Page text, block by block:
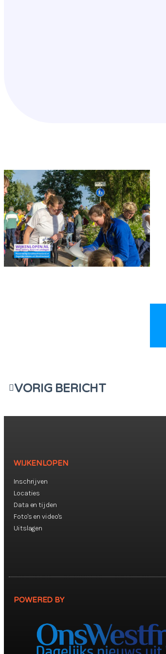
VORIG BERICHT
WIJKENLOPEN
Inschrijven
Locaties
Data en tijden
Foto's en video's
Uitslagen
POWERED BY